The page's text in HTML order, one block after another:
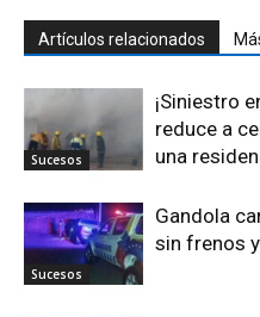
Artículos relacionados
Sucesos
¡Siniestro
reduce a
una
Sucesos
Gandola
sin frenos